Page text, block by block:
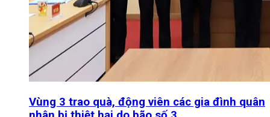
Vùng 3 trao quà, động viên các gia đình quân